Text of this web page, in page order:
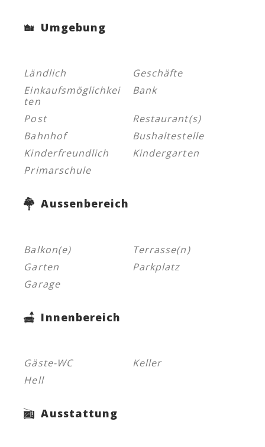
Umgebung
Ländlich
Geschäfte
Einkaufsmöglichkei
ten
Bank
Post
Restaurant(s)
Bahnhof
Bushaltestelle
Kinderfreundlich
Kindergarten
Primarschule
Aussenbereich
Balkon(e)
Terrasse(n)
Garten
Parkplatz
Garage
Innenbereich
Gäste-WC
Keller
Hell
Ausstattung